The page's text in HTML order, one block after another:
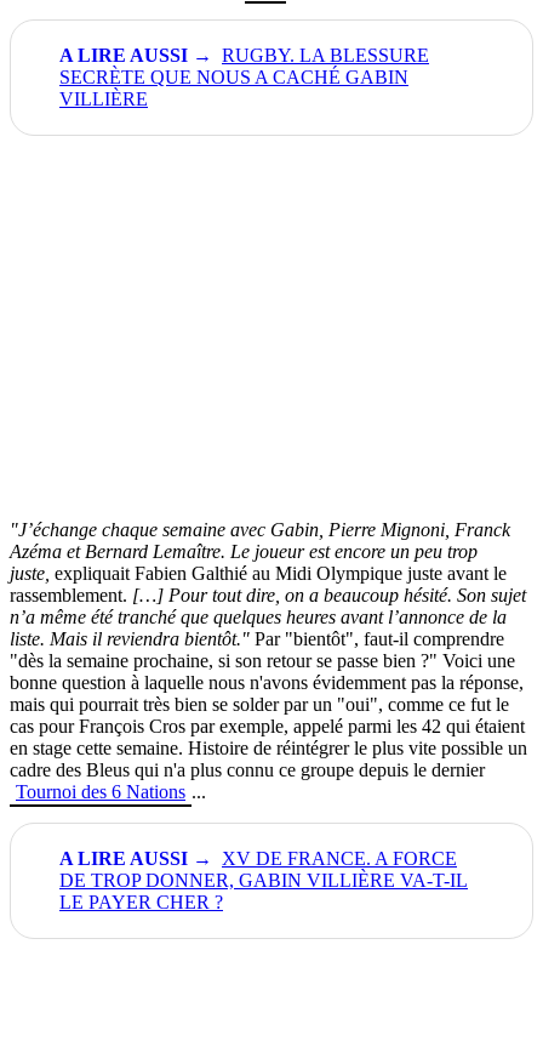
RUGBY. LA BLESSURE
SECRÈTE QUE NOUS A CACHÉ GABIN
VILLIÈRE
"J’échange chaque semaine avec Gabin, Pierre Mignoni, Franck
Azéma et Bernard Lemaître. Le joueur est encore un peu trop
juste, expliquait Fabien Galthié au Midi Olympique juste avant le
rassemblement. […] Pour tout dire, on a beaucoup hésité. Son sujet
n’a même été tranché que quelques heures avant l’annonce de la
liste. Mais il reviendra bientôt." Par "bientôt", faut-il comprendre
"dès la semaine prochaine, si son retour se passe bien ?" Voici une
bonne question à laquelle nous n'avons évidemment pas la réponse,
mais qui pourrait très bien se solder par un "oui", comme ce fut le
cas pour François Cros par exemple, appelé parmi les 42 qui étaient
en stage cette semaine. Histoire de réintégrer le plus vite possible un
cadre des Bleus qui n'a plus connu ce groupe depuis le dernier
Tournoi des 6 Nations ...
XV DE FRANCE. A FORCE
DE TROP DONNER, GABIN VILLIÈRE VA-T-IL
LE PAYER CHER ?